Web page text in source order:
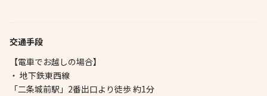
交通手段
【電車でお越しの場合】
・ 地下鉄東西線
「二条城前駅」2番出口より徒歩 約1分